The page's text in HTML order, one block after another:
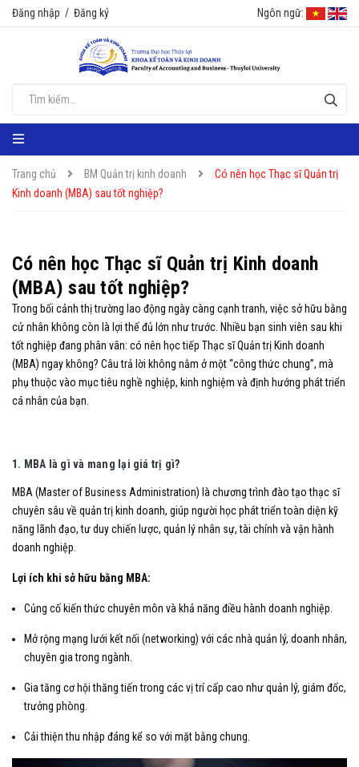
Đăng nhập / Đăng ký Ngôn ngữ:
Trang chủ BM Quản trị kinh doanh
Có nên học Thạc sĩ Quản trị
Kinh doanh (MBA) sau tốt nghiệp?
Có nên học Thạc sĩ Quản trị Kinh doanh
(MBA) sau tốt nghiệp?
Trong bối cảnh thị trường lao động ngày càng cạnh tranh, việc sở hữu bằng
cử nhân không còn là lợi thế đủ lớn như trước. Nhiều bạn sinh viên sau khi
tốt nghiệp đang phân vân: có nên học tiếp Thạc sĩ Quản trị Kinh doanh
(MBA) ngay không? Câu trả lời không nằm ở một “công thức chung”, mà
phụ thuộc vào mục tiêu nghề nghiệp, kinh nghiệm và định hướng phát triển
cá nhân của bạn.
1. MBA là gì và mang lại giá trị gì?
MBA (Master of Business Administration) là chương trình đào tạo thạc sĩ
chuyên sâu về quản trị kinh doanh, giúp người học phát triển toàn diện kỹ
năng lãnh đạo, tư duy chiến lược, quản lý nhân sự, tài chính và vận hành
doanh nghiệp.
Lợi ích khi sở hữu bằng MBA:
Củng cố kiến thức chuyên môn và khả năng điều hành doanh nghiệp.
Mở rộng mạng lưới kết nối (networking) với các nhà quản lý, doanh nhân,
chuyên gia trong ngành.
Gia tăng cơ hội thăng tiến trong các vị trí cấp cao như quản lý, giám đốc,
trưởng phòng.
Cải thiện thu nhập đáng kể so với mặt bằng chung.